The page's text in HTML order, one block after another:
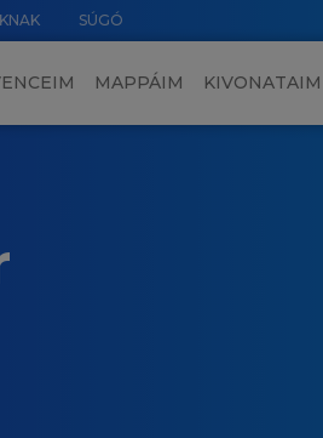
SÚGÓ
MAPPÁIM KIVONATAIM